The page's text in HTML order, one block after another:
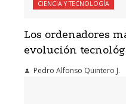
CIENCIA Y TECNOLOGÍA
Los ordenadores
evolución
Pedro Alfonso Quintero J.